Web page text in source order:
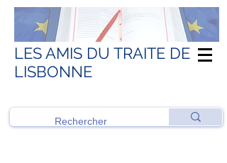
LES AMIS DU TRAITE DE
LISBONNE